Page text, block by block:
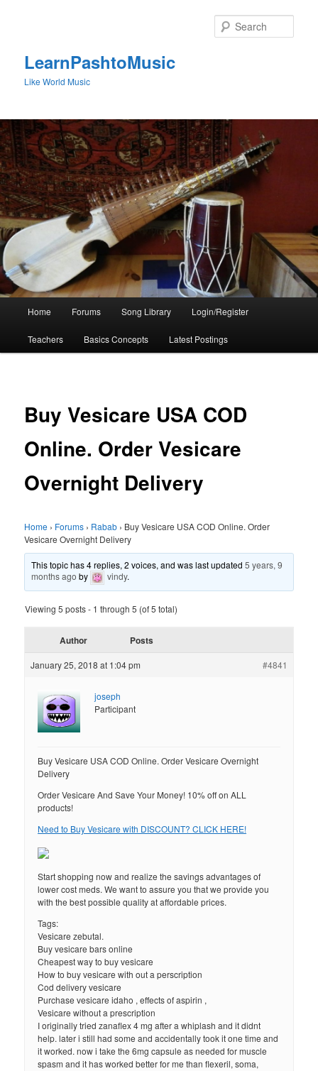
LearnPashtoMusic
Like World Music
Home Forums Song Library Login/Register
Teachers Basics Concepts Latest Postings
Buy Vesicare USA COD
Online. Order Vesicare
Overnight Delivery
Home › Forums › Rabab › Buy Vesicare USA COD Online. Order
Vesicare Overnight Delivery
This topic has 4 replies, 2 voices, and was last updated5 years, 9
months ago by vindy.
Viewing 5 posts - 1 through 5 (of 5 total)
Author Posts
January 25, 2018 at 1:04 pm #4841
joseph
Participant
Buy Vesicare USA COD Online. Order Vesicare Overnight
Delivery
Order Vesicare And Save Your Money! 10% off on ALL
products!
Need to Buy Vesicare with DISCOUNT? CLICK HERE!
Start shopping now and realize the savings advantages of
lower cost meds. We want to assure you that we provide you
with the best possible quality at affordable prices.
Tags:
Vesicare zebutal.
Buy vesicare bars online
Cheapest way to buy vesicare
How to buy vesicare with out a perscription
Cod delivery vesicare
Purchase vesicare idaho , effects of aspirin ,
Vesicare without a prescription
I originally tried zanaflex 4 mg after a whiplash and it didnt
help. later i still had some and accidentally took it one time and
it worked. now i take the 6mg capsule as needed for muscle
spasm and it has worked better for me than flexeril, soma,